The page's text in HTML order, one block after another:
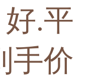
.平
手价